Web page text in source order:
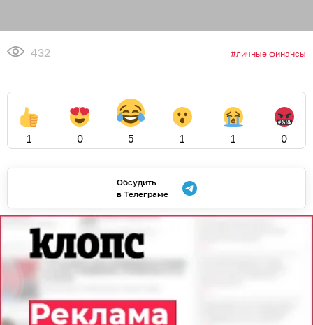
432 личные финансы
1 0 5 1 1 0
Обсудить
в Телеграме